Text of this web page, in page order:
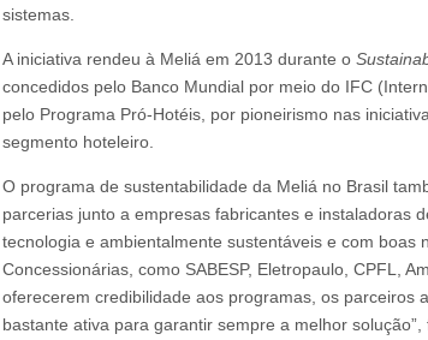
sistemas.
A iniciativa rendeu à Meliá em 2013 durante o
concedidos pelo Banco Mundial por meio do IFC
pelo Programa Pró-Hotéis, por pioneirismo nas
segmento hoteleiro.
O programa de sustentabilidade da Meliá no Brasil
parcerias junto a empresas fabricantes e instaladoras
tecnologia e ambientalmente sustentáveis e com boas
Concessionárias, como SABESP, Eletropaulo, CPFL,
oferecerem credibilidade aos programas, os parceiros
bastante ativa para garantir sempre a melhor solução”,